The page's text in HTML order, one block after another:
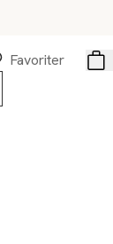
Favoriter